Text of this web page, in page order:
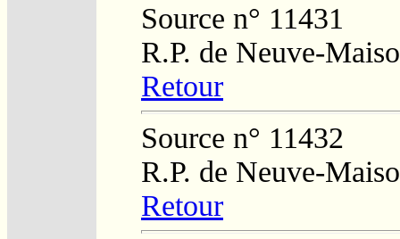
Source n° 11431
R.P. de Neuve-
Retour
Source n° 11432
R.P. de Neuve-
Retour